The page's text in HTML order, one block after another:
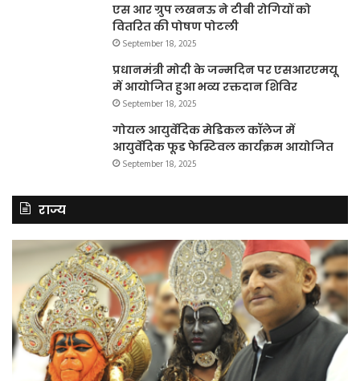
एस आर ग्रुप लखनऊ ने टीबी रोगियों को
वितरित की पोषण पोटली
September 18, 2025
प्रधानमंत्री मोदी के जन्मदिन पर एसआरएमयू
में आयोजित हुआ भव्य रक्तदान शिविर
September 18, 2025
गोयल आयुर्वेदिक मेडिकल कॉलेज में
आयुर्वेदिक फूड फेस्टिवल कार्यक्रम आयोजित
September 18, 2025
राज्य